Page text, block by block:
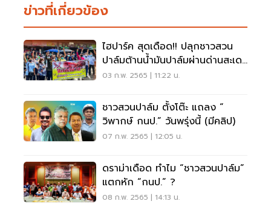
ข่าวที่เกี่ยวข้อง
ไฮปาร์ค สุดเดือด!! ปลุกชาวสวน
ปาล์มต้านน้ำมันปาล์มผ่านด่านสะเดา
(คลิป)
03 ก.พ. 2565 | 11:22 น.
ชาวสวนปาล์ม ตั้งโต๊ะ แถลง “
วิพากษ์ กนป.” วันพรุ่งนี้ (มีคลิป)
07 ก.พ. 2565 | 12:05 น.
ดราม่าเดือด ทำไม “ชาวสวนปาล์ม”
แตกหัก “กนป.” ?
08 ก.พ. 2565 | 14:13 น.